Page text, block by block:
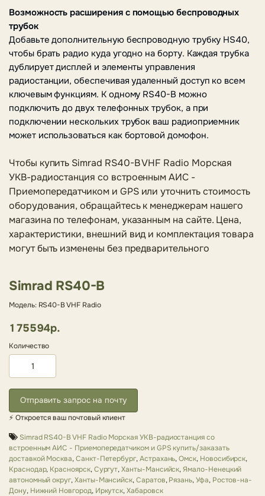
Возможность расширения с помощью беспроводных
трубок
Добавьте дополнительную беспроводную трубку HS40,
чтобы брать радио куда угодно на борту. Каждая трубка
дублирует дисплей и элементы управления
радиостанции, обеспечивая удаленный доступ ко всем
ключевым функциям. К одному RS40-B можно
подключить до двух телефонных трубок, а при
подключении нескольких трубок ваш радиоприемник
может использоваться как бортовой домофон.
Чтобы купить Simrad RS40-B VHF Radio Морская
УКВ-радиостанция со встроенным АИС -
Приемопередатчиком и GPS или уточнить стоимость
оборудования, обращайтесь к менеджерам нашего
магазина по телефонам, указанным на сайте. Цена,
характеристики, внешний вид и комплектация товара
могут быть изменены без предварительного
Simrad RS40-B
Модель: RS40-B VHF Radio
175594р.
Количество
Отправить запрос на почту
⚡ Откроется ваш почтовый клиент
Simrad RS40-B VHF Radio Морская УКВ-радиостанция со
встроенным АИС - Приемопередатчиком и GPS купить/заказать
доставкой Москва,Санкт-Петербург,Астрахань,Омск, Новосибирск,
Краснодар, Красноярск,Сургут,Ханты-Мансийск,Ямало-Ненецкий
автономный округ,Ханты-Мансийск,Саратов,Рязань,Уфа, Ростов-на-
Дону, Нижний Новгород, Иркутск,Хабаровск